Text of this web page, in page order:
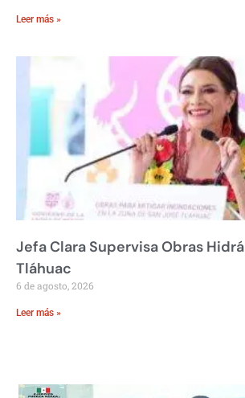
Leer más »
Jefa Clara Supervisa Obras
Tláhuac
6 de agosto, 2026
Leer más »